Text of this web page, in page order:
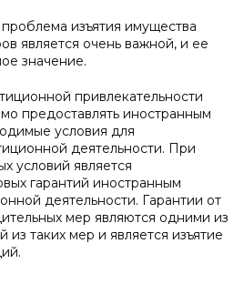
изъятия имущества
является очень важной, и ее
значение.
привлекательности
предоставлять иностранным
условия для
деятельности. При
условий является
гарантий иностранным
деятельности. Гарантии от
мер являются одними из
таких мер и является изъятие